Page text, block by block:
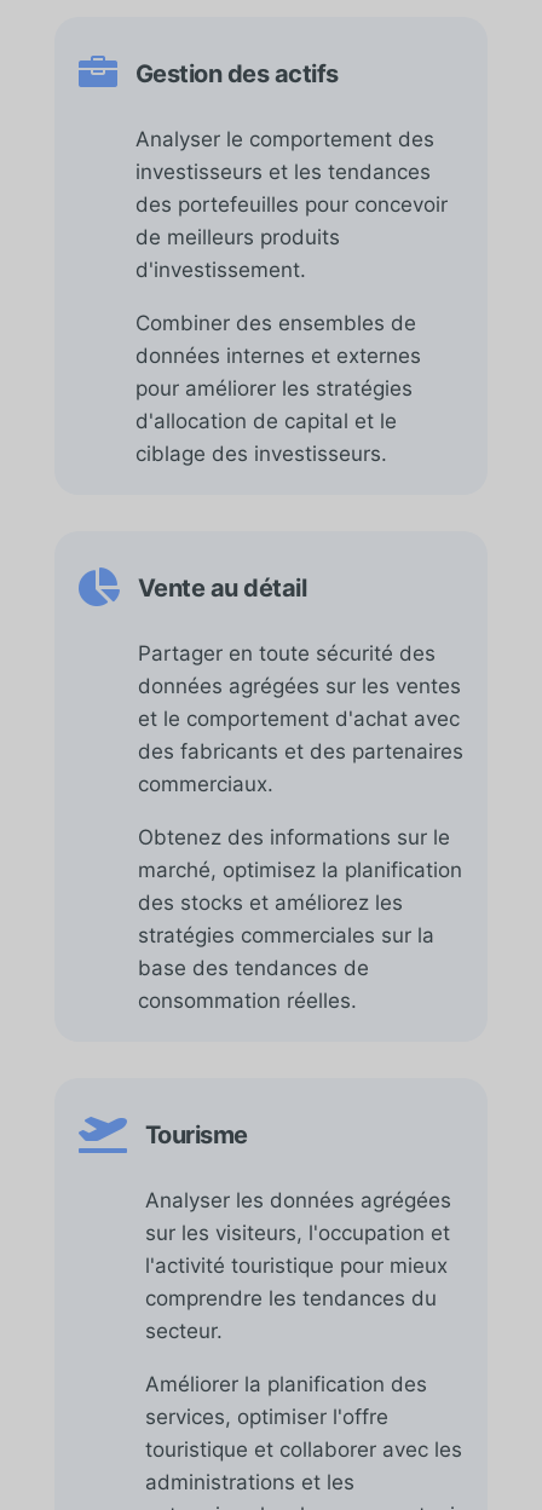
 Gestion des actifs
Analyser le comportement des
investisseurs et les tendances
des portefeuilles pour concevoir
de meilleurs produits
d'investissement.
Combiner des ensembles de
données internes et externes
pour améliorer les stratégies
d'allocation de capital et le
ciblage des investisseurs.
 Vente au détail
Partager en toute sécurité des
données agrégées sur les ventes
et le comportement d'achat avec
des fabricants et des partenaires
commerciaux.
Obtenez des informations sur le
marché, optimisez la planification
des stocks et améliorez les
stratégies commerciales sur la
base des tendances de
consommation réelles.
 Tourisme
Analyser les données agrégées
sur les visiteurs, l'occupation et
l'activité touristique pour mieux
comprendre les tendances du
secteur.
Améliorer la planification des
services, optimiser l'offre
touristique et collaborer avec les
administrations et les